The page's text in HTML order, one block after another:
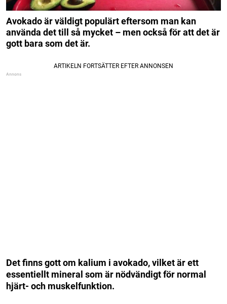
Avokado är väldigt populärt eftersom man kan
använda det till så mycket – men också för att det är
gott bara som det är.
Det finns gott om kalium i avokado, vilket är ett
essentiellt mineral som är nödvändigt för normal
hjärt- och muskelfunktion.